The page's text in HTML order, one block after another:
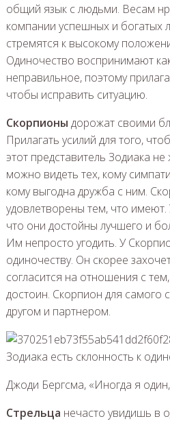
общий язык с людьми. Весам
компании успешных и богатых
стремятся к высокому
Одиночество воспринимают
неправильное, поэтому
чтобы исправить ситуацию.
Скорпионы дорожат своими
Прилагать усилий для того,
этот представитель Зодиака
можно видеть тех, кому
кому выгодна дружба с ним.
удовлетворены тем, что
что они достойны лучшего и
Им непросто угодить. У
одиночеству. Он скорее
согласится на отношения с
достоин. Скорпион для самого
другом и партнером.
Джоди Бергсма, «Иногда я
Стрельца нечасто увидишь в